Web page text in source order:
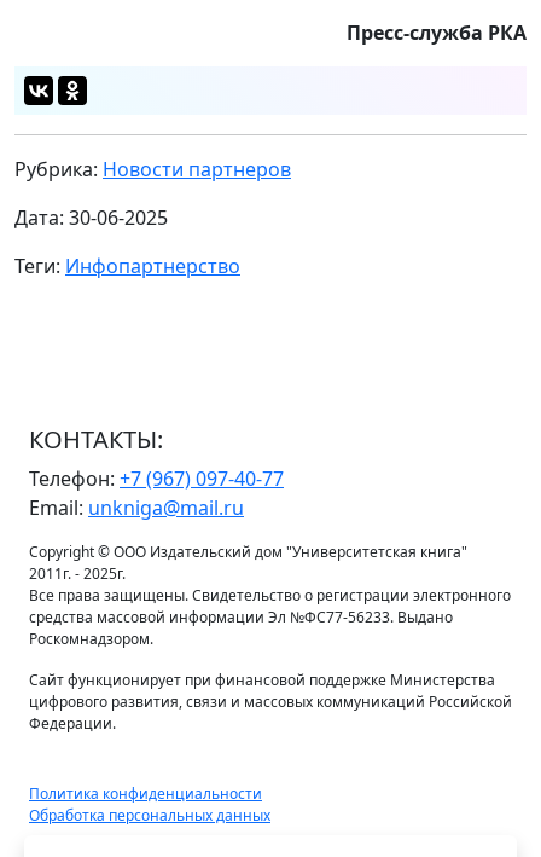
Пресс-служба РКА
Рубрика: Новости партнеров
Дата: 30-06-2025
Теги: Инфопартнерство
КОНТАКТЫ:
Телефон: +7 (967) 097-40-77
Email: unkniga@mail.ru
Copyright © ООО Издательский дом "Университетская книга"
2011г. - 2025г.
Все права защищены. Свидетельство о регистрации электронного
средства массовой информации Эл №ФС77-56233. Выдано
Роскомнадзором.
Сайт функционирует при финансовой поддержке Министерства
цифрового развития, связи и массовых коммуникаций Российской
Федерации.
Политика конфиденциальности
Обработка персональных данных